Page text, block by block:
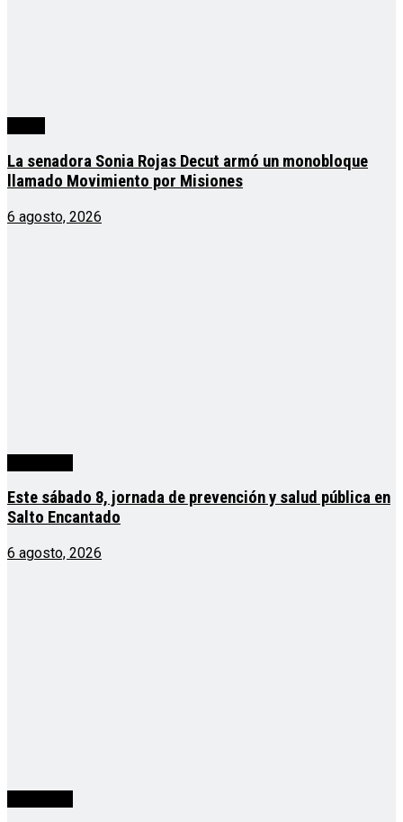
La senadora Sonia Rojas Decut armó un monobloque
llamado Movimiento por Misiones
6 agosto, 2026
Este sábado 8, jornada de prevención y salud pública en
Salto Encantado
6 agosto, 2026